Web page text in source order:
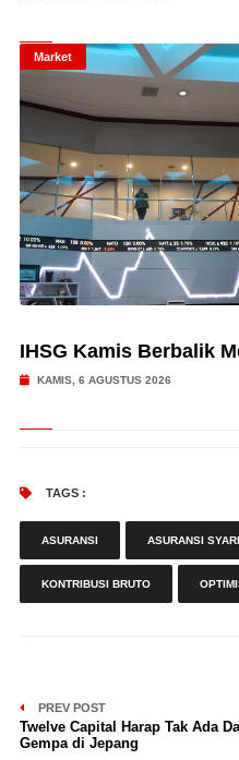
Market
IHSG Kamis Berbalik
KAMIS, 6 AGUSTUS 2026
TAGS :
ASURANSI ASURANSI
KONTRIBUSI BRUTO
PREV POST
Twelve Capital Harap Tak Ada
Gempa di Jepang